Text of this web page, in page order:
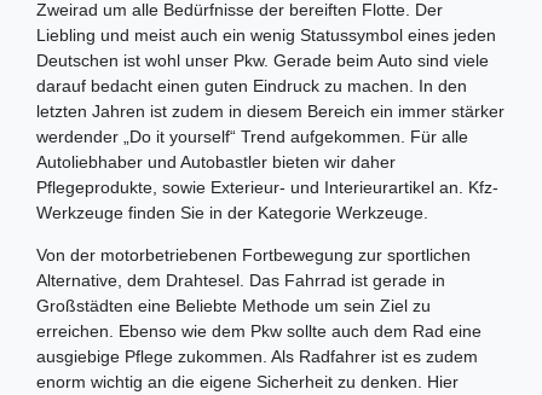
Zweirad um alle Bedürfnisse der bereiften Flotte. Der
Liebling und meist auch ein wenig Statussymbol eines jeden
Deutschen ist wohl unser Pkw. Gerade beim Auto sind viele
darauf bedacht einen guten Eindruck zu machen. In den
letzten Jahren ist zudem in diesem Bereich ein immer stärker
werdender „Do it yourself“ Trend aufgekommen. Für alle
Autoliebhaber und Autobastler bieten wir daher
Pflegeprodukte, sowie Exterieur- und Interieurartikel an. Kfz-
Werkzeuge finden Sie in der Kategorie Werkzeuge.
Von der motorbetriebenen Fortbewegung zur sportlichen
Alternative, dem Drahtesel. Das Fahrrad ist gerade in
Großstädten eine Beliebte Methode um sein Ziel zu
erreichen. Ebenso wie dem Pkw sollte auch dem Rad eine
ausgiebige Pflege zukommen. Als Radfahrer ist es zudem
enorm wichtig an die eigene Sicherheit zu denken. Hier